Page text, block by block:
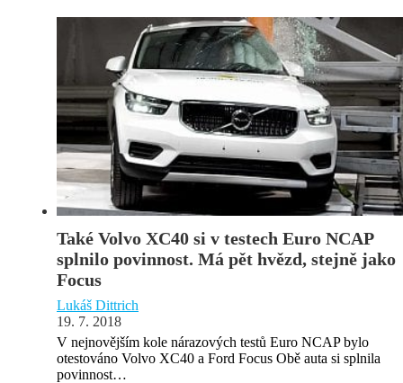
Také Volvo XC40 si v testech Euro NCAP
splnilo povinnost. Má pět hvězd, stejně jako
Focus
Lukáš Dittrich
19. 7. 2018
V nejnovějším kole nárazových testů Euro NCAP bylo
otestováno Volvo XC40 a Ford Focus Obě auta si splnila
povinnost…